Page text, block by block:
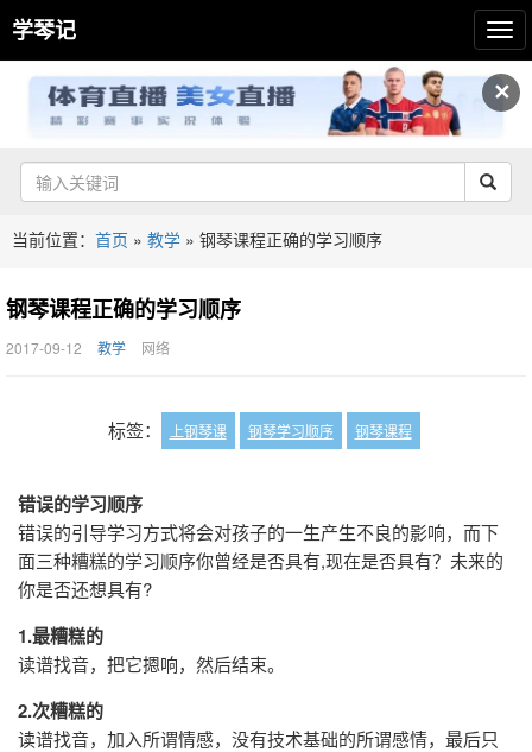
✕
学琴记
当前位置： 首页 » 教学 » 钢琴课程正确的学习顺序
钢琴课程正确的学习顺序
2017-09-12 教学 网络
标签： 上钢琴课 钢琴学习顺序 钢琴课程
错误的学习顺序
错误的引导学习方式将会对孩子的一生产生不良的影响，而下
面三种糟糕的学习顺序你曾经是否具有,现在是否具有？未来的
你是否还想具有?
1.最糟糕的
读谱找音，把它摁响，然后结束。
2.次糟糕的
读谱找音，加入所谓情感，没有技术基础的所谓感情，最后只